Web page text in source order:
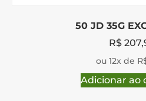
50 JD 35G
R$
ou 12x de
Adicionar ao